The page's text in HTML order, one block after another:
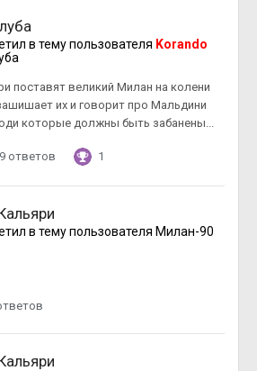
в тему пользователя Korando
поставят великий Милан на колени
их и говорит про Мальдини
которые должны быть забанены...
ответов 1
в тему пользователя Милан-90